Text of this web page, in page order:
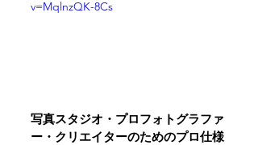
v=MqlnzQK-8Cs
写真スタジオ・プロフォトグラファ
ー・クリエイターのためのプロ仕様